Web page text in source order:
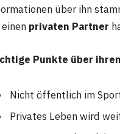
über ihn
privaten Partner
Punkte über
Nicht öffentlich im
Privates Leben wird